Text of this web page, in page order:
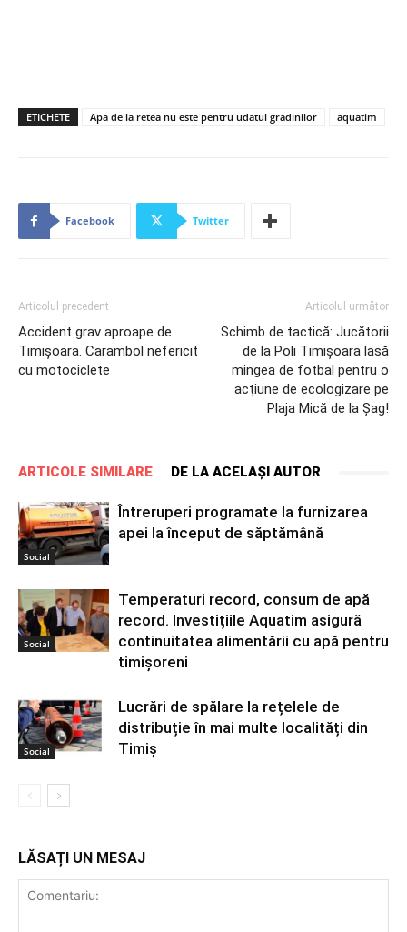
ETICHETE Apa de la retea nu este pentru udatul gradinilor aquatim
Facebook Twitter
Articolul precedent
Accident grav aproape de
Timișoara. Carambol nefericit
cu motociclete
Articolul următor
Schimb de tactică: Jucătorii
de la Poli Timișoara lasă
mingea de fotbal pentru o
acțiune de ecologizare pe
Plaja Mică de la Șag!
ARTICOLE SIMILARE DE LA ACELAȘI AUTOR
Social
Întreruperi programate la furnizarea
apei la început de săptămână
Social
Temperaturi record, consum de apă
record. Investițiile Aquatim asigură
continuitatea alimentării cu apă pentru
timișoreni
Social
Lucrări de spălare la rețelele de
distribuție în mai multe localități din
Timiș
LĂSAȚI UN MESAJ